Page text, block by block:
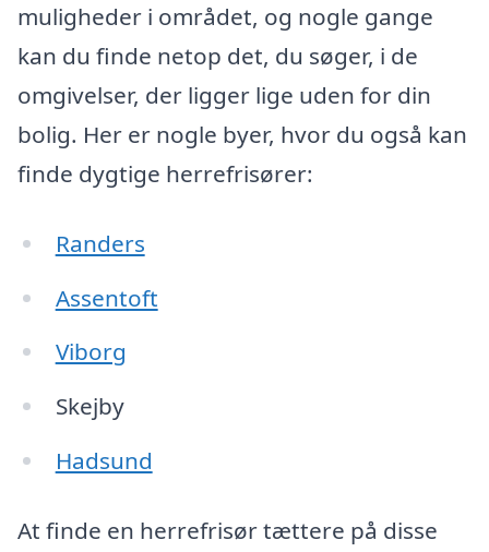
muligheder i området, og nogle gange
kan du finde netop det, du søger, i de
omgivelser, der ligger lige uden for din
bolig. Her er nogle byer, hvor du også kan
finde dygtige herrefrisører:
Randers
Assentoft
Viborg
Skejby
Hadsund
At finde en herrefrisør tættere på disse